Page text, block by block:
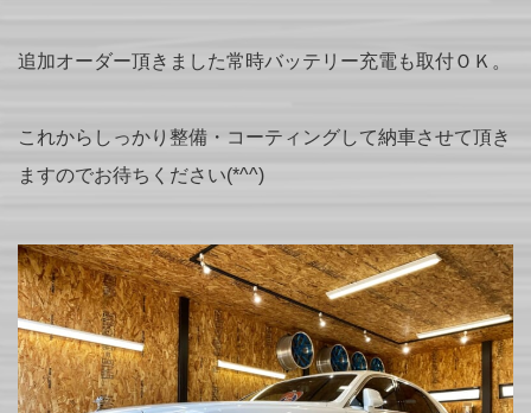
追加オーダー頂きました常時バッテリー充電も取付ＯＫ。
これからしっかり整備・コーティングして納車させて頂き
ますのでお待ちください(*^^)